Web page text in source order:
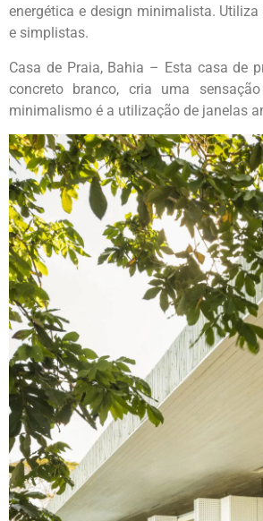
energética e design minimalista.
e simplistas.
Casa de Praia, Bahia – Esta casa de
concreto branco, cria uma
minimalismo é a utilização de janelas